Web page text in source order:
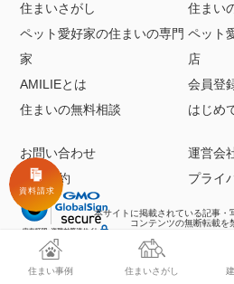
住まいさがし
住まい
ペット愛好家の住まいの専門
家
ペット
店
AMILIEとは
会員登
住まいの無料相談
はじめ
お問い合わせ
運営会
利用規約
プライ
本サイトに掲載されている記事・
コンテンツの無断転載を
ペットライフスタイル株式
住まい事例
住まいさがし